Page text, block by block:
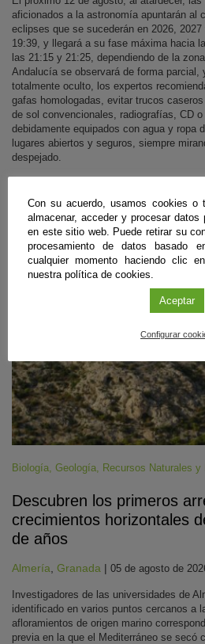
aficionados a la astronomía apuntarán al
eclipses que se sucederán en 2026,
19:39, y llegará a su fase máxima hacia
las 21:15 y 21:25, dependiendo de la
Andalucía se observará de forma parcial,
totalmente oculto, los expertos
gafas homologadas, evitar trucos
de sol convencionales, radiografías, CD
debidamente equipados con agua y ropa
lugares abiertos y seguros, siempre
despejado.
Sigue leyendo
#CienciaDirecta
Biología, Geología, Recursos Naturales y
Descubren los primeros
crecimientos horizontales
de años
Almería Granada | 05 de agosto de
Investigadores de las universidades de
identificado en varios puntos cercanos a
afloramientos de origen marino
previa en la que el Mediterráneo se secó
Con su acuerdo, usamos cookies o
almacenar, acceder y procesar
en este sitio web. Puede retirar su
procesamiento de datos basado
cualquier momento haciendo clic
nuestra política de cookies.
Aceptar
Configurar